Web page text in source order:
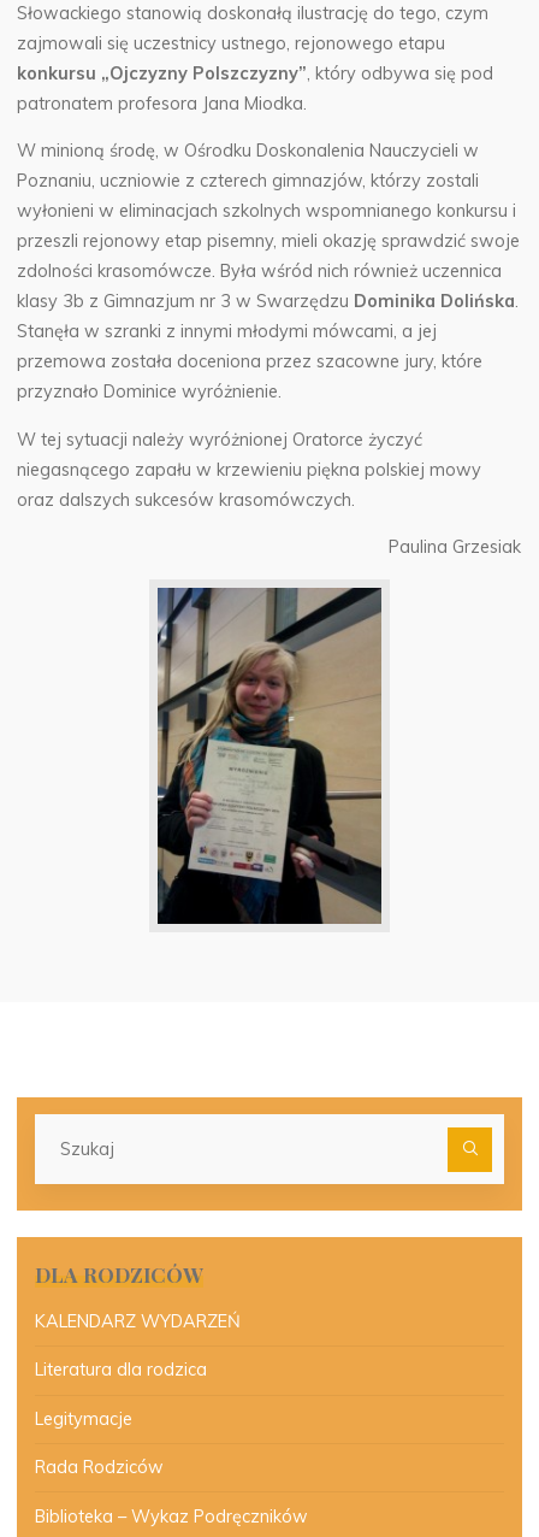
Słowackiego stanowią doskonałą ilustrację do tego, czym
zajmowali się uczestnicy ustnego, rejonowego etapu
konkursu „Ojczyzny Polszczyzny”, który odbywa się pod
patronatem profesora Jana Miodka.
W minioną środę, w Ośrodku Doskonalenia Nauczycieli w
Poznaniu, uczniowie z czterech gimnazjów, którzy zostali
wyłonieni w eliminacjach szkolnych wspomnianego konkursu i
przeszli rejonowy etap pisemny, mieli okazję sprawdzić swoje
zdolności krasomówcze. Była wśród nich również uczennica
klasy 3b z Gimnazjum nr 3 w Swarzędzu Dominika Dolińska.
Stanęła w szranki z innymi młodymi mówcami, a jej
przemowa została doceniona przez szacowne jury, które
przyznało Dominice wyróżnienie.
W tej sytuacji należy wyróżnionej Oratorce życzyć
niegasnącego zapału w krzewieniu piękna polskiej mowy
oraz dalszych sukcesów krasomówczych.
Paulina Grzesiak
DLA RODZICÓW
KALENDARZ WYDARZEŃ
Literatura dla rodzica
Legitymacje
Rada Rodziców
Biblioteka – Wykaz Podręczników